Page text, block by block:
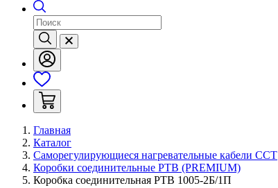
Главная
Каталог
Саморегулирующиеся нагревательные кабели ССТ
Коробки соединительные РТВ (PREMIUM)
Коробка соединительная РТВ 1005-2Б/1П